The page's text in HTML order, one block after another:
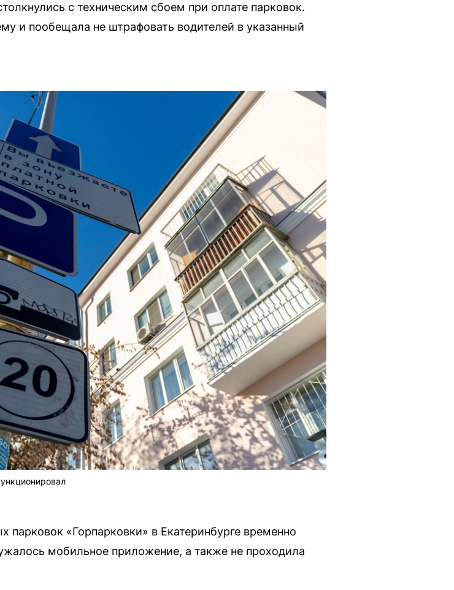
с техническим сбоем при оплате парковок.
и пообещала не штрафовать водителей в указанный
парковок «Горпарковки» в Екатеринбурге временно
мобильное приложение, а также не проходила